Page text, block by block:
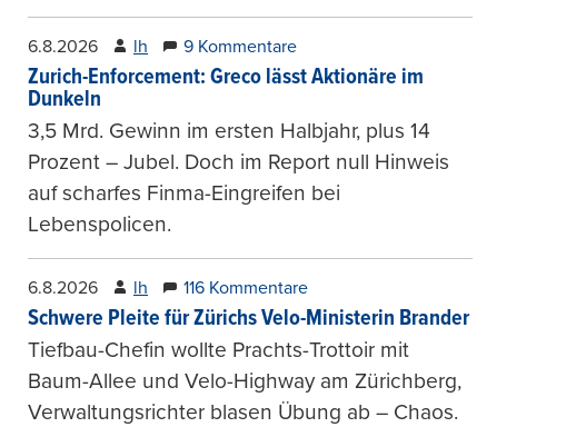
6.8.2026 lh 9 Kommentare
Zurich-Enforcement: Greco lässt Aktionäre im
Dunkeln
3,5 Mrd. Gewinn im ersten Halbjahr, plus 14
Prozent – Jubel. Doch im Report null Hinweis
auf scharfes Finma-Eingreifen bei
Lebenspolicen.
6.8.2026 lh 116 Kommentare
Schwere Pleite für Zürichs Velo-Ministerin Brander
Tiefbau-Chefin wollte Prachts-Trottoir mit
Baum-Allee und Velo-Highway am Zürichberg,
Verwaltungsrichter blasen Übung ab – Chaos.